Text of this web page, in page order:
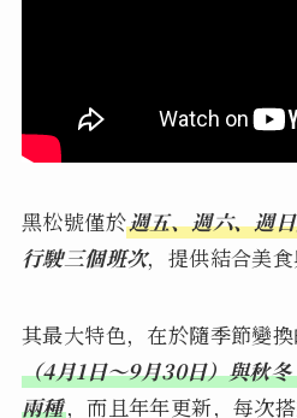
黑松號僅於週五、週六、週
行駛三個班次，提供結合美
其最大特色，在於隨季節變
（4月1日～9月30日）與秋
兩種，而且年年更新，每次